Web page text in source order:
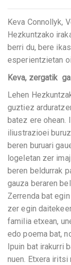
Keva Connollyk,
Hezkuntzako
berri du, bere
esperientzietan
Keva, zergatik
Lehen
guztiez
batez ere ohean.
iliustrazioei
beren buruari
logeletan zer
beren beldurrak
gauza beraren
Zerrenda bat
zer egin
familia etxean,
edo poema bat,
Ipuin bat irakurri
nuen. Etxera iritsi